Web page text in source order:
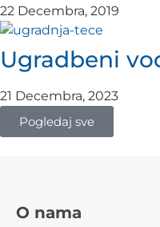
22 Decembra, 2019
Ugradbeni
21 Decembra, 2023
Pogledaj sve
O nama